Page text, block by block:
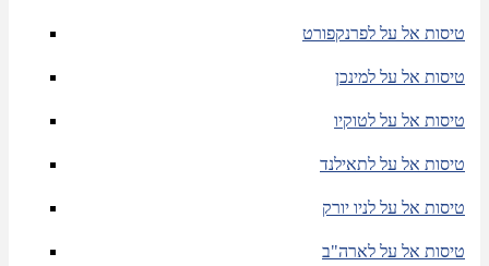
טיסות אל על לפרנקפורט
טיסות אל על למינכן
טיסות אל על לטוקיו
טיסות אל על לתאילנד
טיסות אל על לניו יורק
טיסות אל על לארה"ב